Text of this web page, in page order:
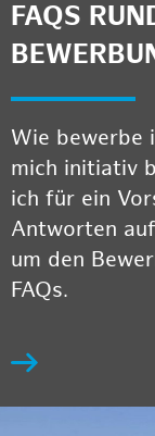
FAQS
Wie bewerbe
mich initiativ
ich für ein
Antworten
um den
FAQs.